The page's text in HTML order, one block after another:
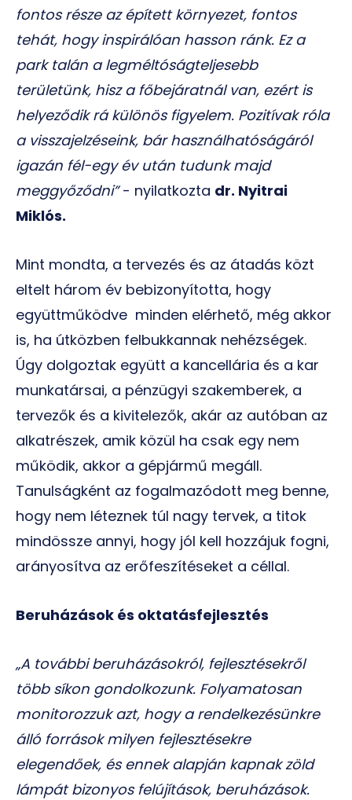
fontos része az épített környezet, fontos
tehát, hogy inspirálóan hasson ránk. Ez a
park talán a legméltóságteljesebb
területünk, hisz a főbejáratnál van, ezért is
helyeződik rá különös figyelem. Pozitívak róla
a visszajelzéseink, bár használhatóságáról
igazán fél-egy év után tudunk majd
meggyőződni”- nyilatkozta dr. Nyitrai
Miklós.
Mint mondta, a tervezés és az átadás közt
eltelt három év bebizonyította, hogy
együttműködve minden elérhető, még akkor
is, ha útközben felbukkannak nehézségek.
Úgy dolgoztak együtt a kancellária és a kar
munkatársai, a pénzügyi szakemberek, a
tervezők és a kivitelezők, akár az autóban az
alkatrészek, amik közül ha csak egy nem
működik, akkor a gépjármű megáll.
Tanulságként az fogalmazódott meg benne,
hogy nem léteznek túl nagy tervek, a titok
mindössze annyi, hogy jól kell hozzájuk fogni,
arányosítva az erőfeszítéseket a céllal.
Beruházások és oktatásfejlesztés
„A további beruházásokról, fejlesztésekről
több síkon gondolkozunk. Folyamatosan
monitorozzuk azt, hogy a rendelkezésünkre
álló források milyen fejlesztésekre
elegendőek, és ennek alapján kapnak zöld
lámpát bizonyos felújítások, beruházások.